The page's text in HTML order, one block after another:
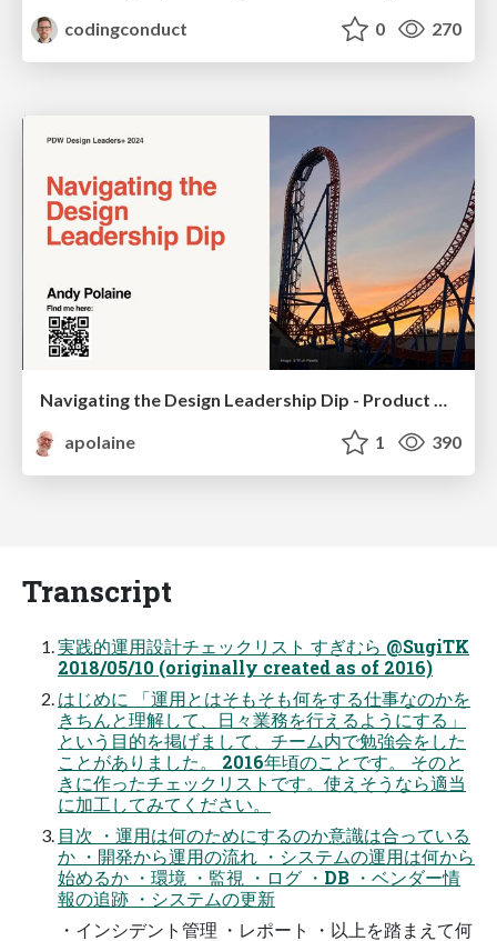
codingconduct
0 270
Navigating the Design Leadership Dip - Product Design Week Design Leaders+ Conference 2024
apolaine
1 390
Transcript
実践的運用設計チェックリスト すぎむら @SugiTK
2018/05/10 (originally created as of 2016)
はじめに 「運用とはそもそも何をする仕事なのかを
きちんと理解して、日々業務を行えるようにする」
という目的を掲げまして、チーム内で勉強会をした
ことがありました。 2016年頃のことです。 そのと
きに作ったチェックリストです。使えそうなら適当
に加工してみてください。
目次 ・運用は何のためにするのか意識は合っている
か ・開発から運用の流れ ・システムの運用は何から
始めるか ・環境 ・監視 ・ログ ・DB ・ベンダー情
報の追跡 ・システムの更新
・インシデント管理 ・レポート ・以上を踏まえて何